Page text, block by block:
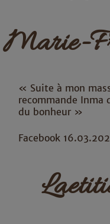
Marie-
« Suite à mon
recommande Inma
du bonheur »
Facebook